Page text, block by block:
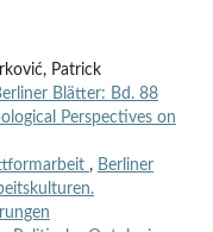
Patrick
Blätter: Bd. 88
Perspectives on
, Berliner